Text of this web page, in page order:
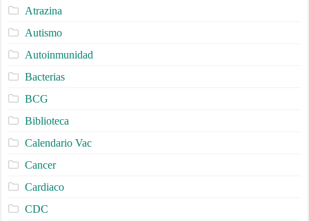
Atrazina
Autismo
Autoinmunidad
Bacterias
BCG
Biblioteca
Calendario Vac
Cancer
Cardiaco
CDC